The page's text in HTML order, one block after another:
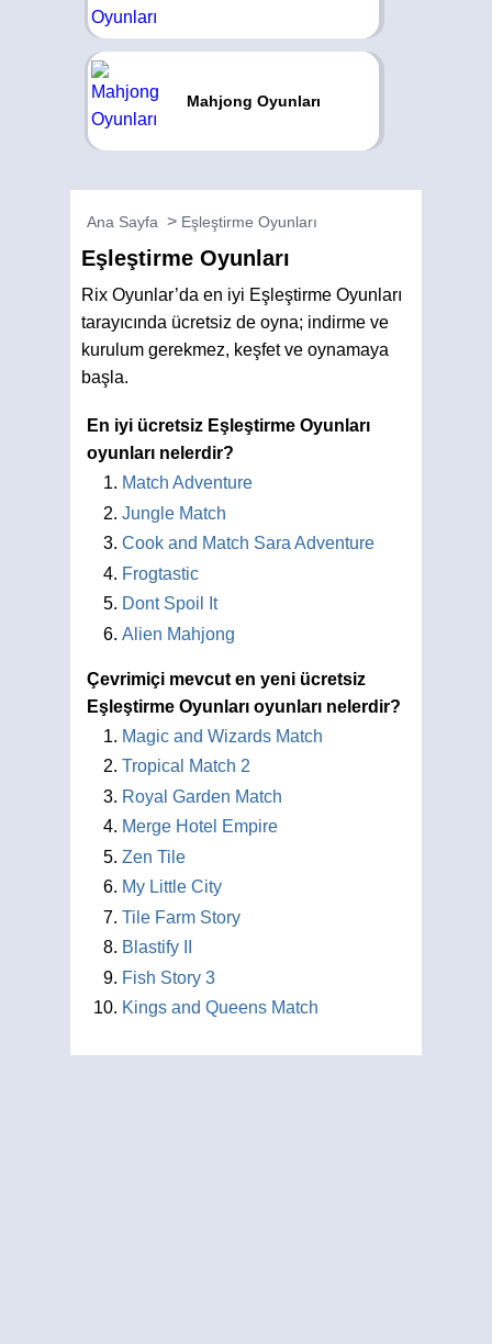
Mahjong Oyunları
Ana Sayfa Eşleştirme Oyunları
Eşleştirme Oyunları
Rix Oyunlar’da en iyi Eşleştirme Oyunları
tarayıcında ücretsiz de oyna; indirme ve
kurulum gerekmez, keşfet ve oynamaya
başla.
En iyi ücretsiz Eşleştirme Oyunları
oyunları nelerdir?
Match Adventure
Jungle Match
Cook and Match Sara Adventure
Frogtastic
Dont Spoil It
Alien Mahjong
Çevrimiçi mevcut en yeni ücretsiz
Eşleştirme Oyunları oyunları nelerdir?
Magic and Wizards Match
Tropical Match 2
Royal Garden Match
Merge Hotel Empire
Zen Tile
My Little City
Tile Farm Story
Blastify II
Fish Story 3
Kings and Queens Match